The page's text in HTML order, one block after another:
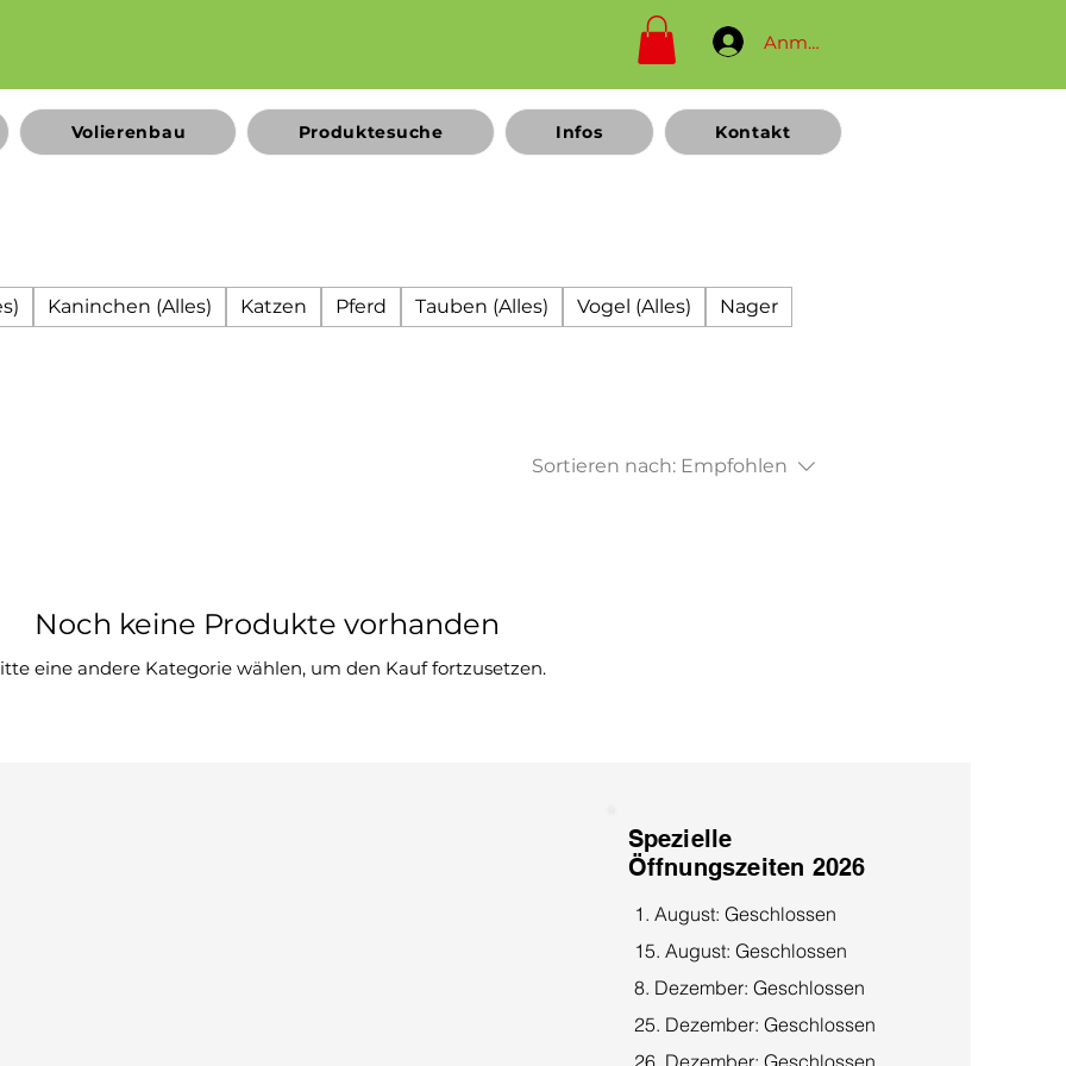
Anmelden
Volierenbau Produktesuche Infos Kontakt
Kaninchen (Alles) Katzen Pferd Tauben (Alles) Vogel (Alles) Nager
Sortieren nach: Empfohlen
Noch keine Produkte vorhanden
eine andere Kategorie wählen, um den Kauf fortzusetzen.
Spezielle
Öffnungszeiten 2026
1. August: Geschlossen
15. August: Geschlossen
8. Dezember: Geschlossen
25. Dezember: Geschlossen
26. Dezember: Geschlossen